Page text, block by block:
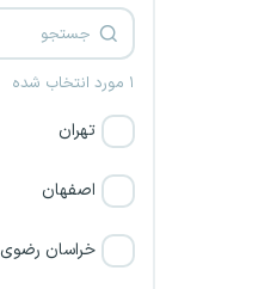
۱ مورد انتخاب شده
تهران
اصفهان
خراسان رضوی